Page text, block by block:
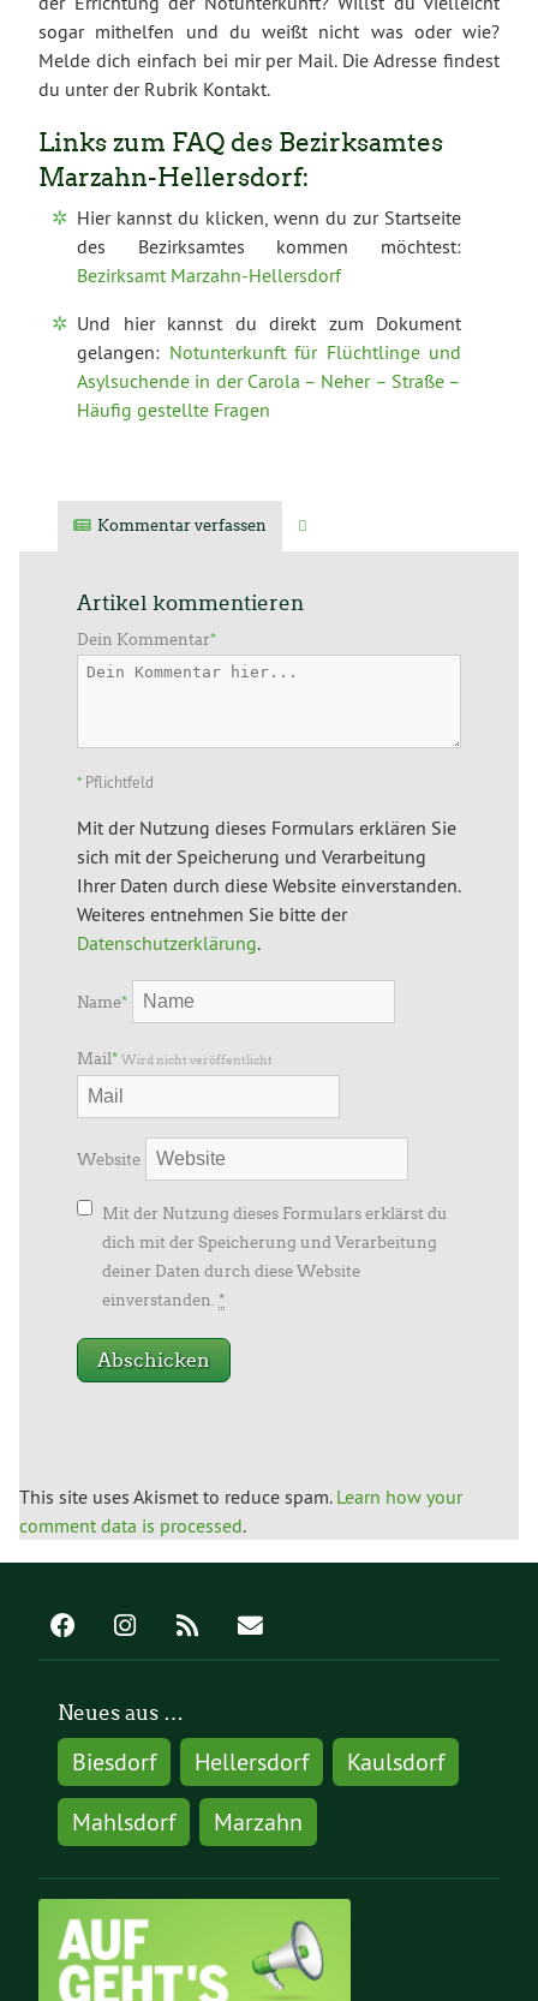
sogar mithelfen und du weißt nicht was oder wie?
Melde dich einfach bei mir per Mail. Die Adresse findest
du unter der Rubrik Kontakt.
Links zum FAQ des Bezirksamtes
Marzahn-Hellersdorf:
Hier kannst du klicken, wenn du zur Startseite
des Bezirksamtes kommen möchtest:
Bezirksamt Marzahn-Hellersdorf
Und hier kannst du direkt zum Dokument
gelangen: Notunterkunft für Flüchtlinge und
Asylsuchende in der Carola – Neher – Straße –
Häufig gestellte Fragen
Kommentar verfassen
Artikel kommentieren
Dein Kommentar*
* Pflichtfeld
Mit der Nutzung dieses Formulars erklären Sie
sich mit der Speicherung und Verarbeitung
Ihrer Daten durch diese Website einverstanden.
Weiteres entnehmen Sie bitte der
Datenschutzerklärung.
Name*
Mail* Wird nicht veröffentlicht
Website
Mit der Nutzung dieses Formulars erklärst du
dich mit der Speicherung und Verarbeitung
deiner Daten durch diese Website
einverstanden. *
This site uses Akismet to reduce spam. Learn how your
comment data is processed.
Neues aus …
Biesdorf Hellersdorf
Kaulsdorf
Mahlsdorf
Marzahn